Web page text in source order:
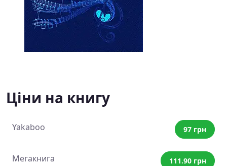
Ціни на книгу
Yakaboo 97 грн
Мегакнига 111.90 грн